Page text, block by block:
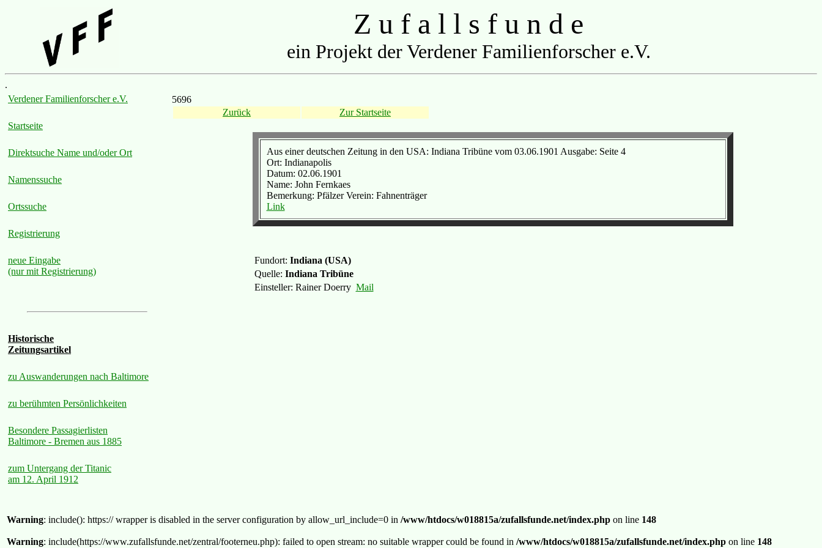
Z u f a l l s f u n d e
ein Projekt der Verdener Familienforscher e.V.
.
Verdener Familienforscher e.V.
Startseite
Direktsuche Name und/oder Ort
Namenssuche
Ortssuche
Registrierung
neue Eingabe
(nur mit Registrierung)
Historische
Zeitungsartikel
zu Auswanderungen nach Baltimore
zu berühmten Persönlichkeiten
Besondere Passagierlisten
Baltimore - Bremen aus 1885
zum Untergang der Titanic
am 12. April 1912
5696
Zurück
Zur Startseite
Aus einer deutschen Zeitung in den USA: Indiana Tribüne vom 03.06.1901 Ausgabe: Seite 4
Ort: Indianapolis
Datum: 02.06.1901
Name: John Fernkaes
Bemerkung: Pfälzer Verein: Fahnenträger
Link
Fundort: Indiana (USA)
Quelle: Indiana Tribüne
Einsteller: Rainer Doerry Mail
Warning: include(): https:// wrapper is disabled in the server configuration by allow_url_include=0 in /www/htdocs/w018815a/zufallsfunde.net/index.php on line 148
Warning: include(https://www.zufallsfunde.net/zentral/footerneu.php): failed to open stream: no suitable wrapper could be found in /www/htdocs/w018815a/zufallsfunde.net/index.php on line 148